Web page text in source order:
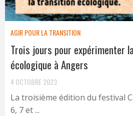
AGIR POUR LA TRANSITION
Trois jours pour expérimenter
écologique à Angers
4 OCTOBRE 2023
La troisième édition du festival
6, 7 et ...